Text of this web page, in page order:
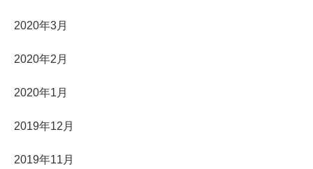
2020年3月
2020年2月
2020年1月
2019年12月
2019年11月